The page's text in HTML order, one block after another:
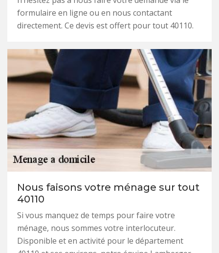
formulaire en ligne ou en nous contactant
directement. Ce devis est offert pour tout 40110.
Nous faisons votre ménage sur tout
40110
Si vous manquez de temps pour faire votre
ménage, nous sommes votre interlocuteur.
Disponible et en activité pour le département